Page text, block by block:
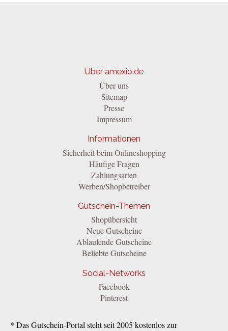
Über amexio.de
Über uns
Sitemap
Presse
Impressum
Informationen
Sicherheit beim Onlineshopping
Häufige Fragen
Zahlungsarten
Werben/Shopbetreiber
Gutschein-Themen
Shopübersicht
Neue Gutscheine
Ablaufende Gutscheine
Beliebte Gutscheine
Social-Networks
Facebook
Pinterest
* Das Gutschein-Portal steht seit 2005 kostenlos zur